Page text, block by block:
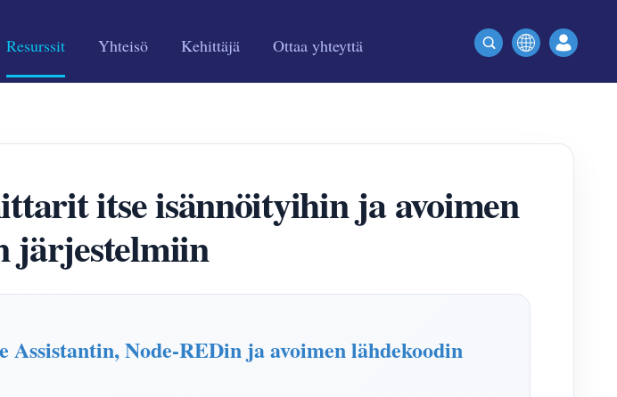
Resurssit Yhteisö Kehittäjä Ottaa yhteyttä
itse isännöityihin ja avoimen
järjestelmiin
Node-REDin ja avoimen lähdekoodin